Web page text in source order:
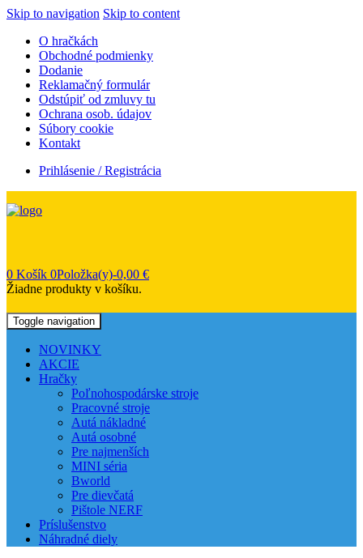
Skip to navigation Skip to content
O hračkách
Obchodné podmienky
Dodanie
Reklamačný formulár
Odstúpiť od zmluvy tu
Ochrana osob. údajov
Súbory cookie
Kontakt
Prihlásenie / Registrácia
0 Košík 0Položka(y)-0,00 €
Žiadne produkty v košíku.
Toggle navigation
NOVINKY
AKCIE
Hračky
Poľnohospodárske stroje
Pracovné stroje
Autá nákladné
Autá osobné
Pre najmenších
MINI séria
Bworld
Pre dievčatá
Pištole NERF
Príslušenstvo
Náhradné diely